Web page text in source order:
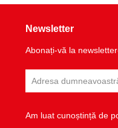
Newsletter
Abonați-vă la
Am luat cunoștință de